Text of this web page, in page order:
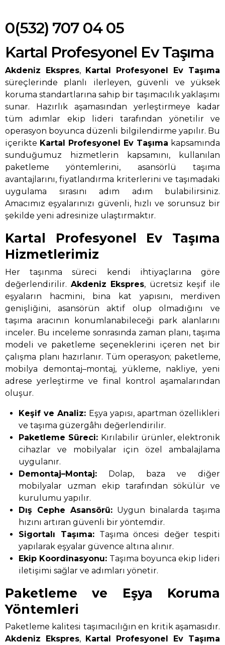
0(532) 707 04 05
Kartal Profesyonel Ev Taşıma
Akdeniz Ekspres,
Kartal Profesyonel Ev Taşıma
süreçlerinde planlı ilerleyen, güvenli ve yüksek
koruma standartlarına sahip bir taşımacılık yaklaşımı
sunar. Hazırlık aşamasından yerleştirmeye kadar
tüm adımlar ekip lideri tarafından yönetilir ve
operasyon boyunca düzenli bilgilendirme yapılır. Bu
içerikte Kartal Profesyonel Ev Taşıma kapsamında
sunduğumuz hizmetlerin kapsamını, kullanılan
paketleme yöntemlerini, asansörlü taşıma
avantajlarını, fiyatlandırma kriterlerini ve taşımadaki
uygulama sırasını adım adım bulabilirsiniz.
Amacımız eşyalarınızı güvenli, hızlı ve sorunsuz bir
şekilde yeni adresinize ulaştırmaktır.
Kartal Profesyonel Ev Taşıma
Hizmetlerimiz
Her taşınma süreci kendi ihtiyaçlarına göre
değerlendirilir. Akdeniz Ekspres, ücretsiz keşif ile
eşyaların hacmini, bina kat yapısını, merdiven
genişliğini, asansörün aktif olup olmadığını ve
taşıma aracının konumlanabileceği park alanlarını
inceler. Bu inceleme sonrasında zaman planı, taşıma
modeli ve paketleme seçeneklerini içeren net bir
çalışma planı hazırlanır. Tüm operasyon; paketleme,
mobilya demontaj–montaj, yükleme, nakliye, yeni
adrese yerleştirme ve final kontrol aşamalarından
oluşur.
Keşif ve Analiz: Eşya yapısı, apartman özellikleri
ve taşıma güzergâhı değerlendirilir.
Paketleme Süreci: Kırılabilir ürünler, elektronik
cihazlar ve mobilyalar için özel ambalajlama
uygulanır.
Demontaj–Montaj: Dolap, baza ve diğer
mobilyalar uzman ekip tarafından sökülür ve
kurulumu yapılır.
Dış Cephe Asansörü: Uygun binalarda taşıma
hızını artıran güvenli bir yöntemdir.
Sigortalı Taşıma:Taşıma öncesi değer tespiti
yapılarak eşyalar güvence altına alınır.
Ekip Koordinasyonu: Taşıma boyunca ekip lideri
iletişimi sağlar ve adımları yönetir.
Paketleme ve Eşya Koruma
Yöntemleri
Paketleme kalitesi taşımacılığın en kritik aşamasıdır.
Akdeniz Ekspres,
Kartal Profesyonel Ev Taşıma